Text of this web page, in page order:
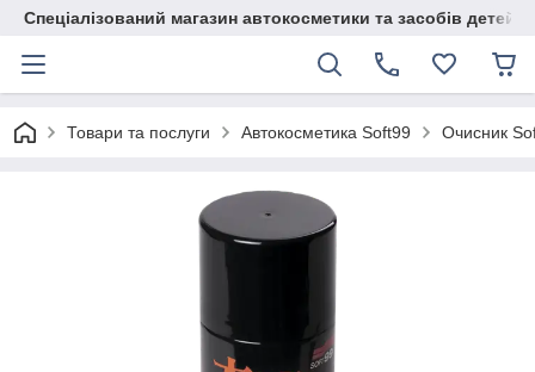
Спеціалізований магазин автокосметики та засобів
Товари та послуги Автокосметика Soft99 Очисник